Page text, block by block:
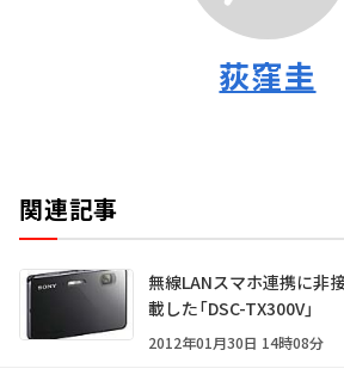
荻窪圭
関連記事
無線LANスマホ連携に非
載した「DSC-TX300V」
2012年01月30日 14時08分